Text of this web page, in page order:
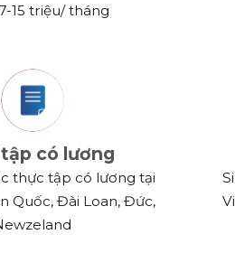
15 triệu/ tháng
có lương
thực tập có lương tại
Quốc, Đài Loan, Đức,